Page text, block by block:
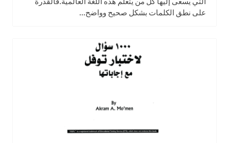
على نطق الكلمات بشكل صحيح وواضح...